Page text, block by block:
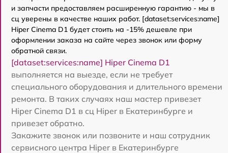
и запчасти предоставляем расширенную гарантию - мы в
сц уверены в качестве наших работ. [dataset:services:name]
Hiper Cinema D1 будет стоить на -15% дешевле при
оформлении заказа на сайте через звонок или форму
обратной связи.
[dataset:services:name] Hiper Cinema D1
выполняется на выезде, если не требует
специального оборудования и длительного времени
ремонта. В таких случаях наш мастер привезет
Hiper Cinema D1 в сц Hiper в Екатеринбурге и
привезет обратно.
Закажите звонок или позвоните и наш сотрудник
сервисного центра Hiper в Екатеринбурге